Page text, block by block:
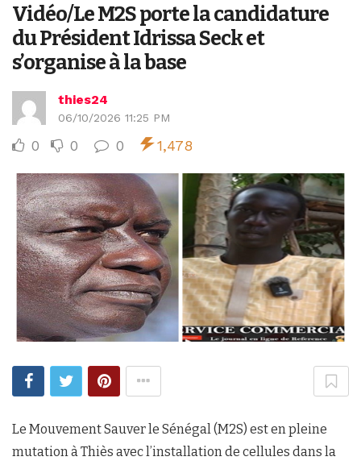
Vidéo/Le M2S porte la candidature
du Président Idrissa Seck et
s’organise à la base
thies24
06/10/2026 11:25 PM
0 0 0 1,478
Le Mouvement Sauver le Sénégal (M2S) est en pleine
mutation à Thiès avec l’installation de cellules dans la